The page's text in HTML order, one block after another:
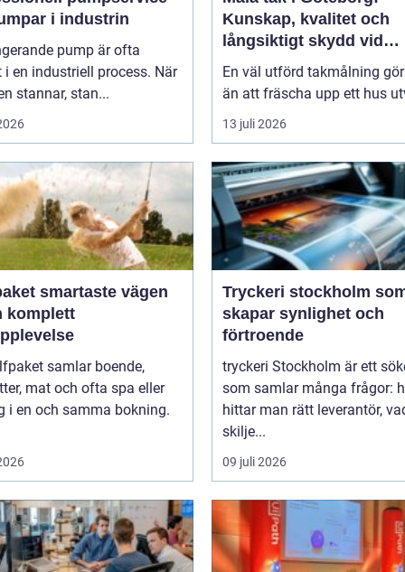
i industrin
pump är ofta
i en industriell process. När
stannar, stan...
Kunskap, kvalitet och
långsiktigt skydd vid
takmålning i Göteborg
En väl utförd takmålning
än att fräscha upp ett hus
13 juli 2026
vägen
komplett
samlar boende,
mat och ofta spa eller
i en och samma bokning.
Tryckeri stockholm
skapar synlighet och
förtroende
tryckeri Stockholm är ett
som samlar många frågor:
hittar man rätt leverantör,
skilje...
09 juli 2026